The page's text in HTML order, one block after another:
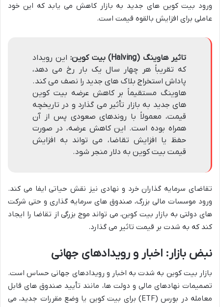
ورود بیت کوین های جدید به بازار کاهش می یابد که این خود
عاملی برای افزایش بالقوه قیمت است.
تاثیر هاوینگ (Halving) بیت کوین:
این رویداد
که تقریباً هر چهار سال یک بار رخ می دهد،
پاداش استخراج بلاک های جدید را نصف می کند.
هاوینگ مستقیماً بر کاهش عرضه بیت کوین
های جدید به بازار تأثیر می گذارد و در تاریخچه
قیمت، معمولاً با روندهای صعودی پس از آن
همراه بوده است. این کاهش عرضه، در صورت
حفظ یا افزایش تقاضا، می تواند به افزایش
قیمت بیت کوین به دلار منجر شود.
تقاضای سرمایه گذاران خرد و نهادی نیز نقش حیاتی ایفا می کند.
ورود موسسات مالی بزرگ، صندوق های سرمایه گذاری و حتی شرکت
های دولتی به بازار بیت کوین، می تواند موج بزرگی از تقاضا را ایجاد
کند که به شدت بر قیمت تاثیر می گذارد.
نبض بازار: اخبار و رویدادهای جهانی
بازار بیت کوین به شدت به اخبار و رویدادهای جهانی حساس است.
تصمیمات نهادهای مالی و دولت ها، مانند تأیید صندوق های قابل
معامله در بورس (ETF) برای بیت کوین یا وضع مقررات جدید، می